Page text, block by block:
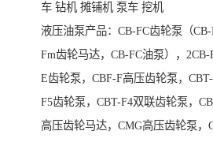
车 钻机 摊铺机 泵车 挖机
液压油泵产品：CB-FC齿轮泵（
Fm齿轮马达，CB-FC油泵），
E齿轮泵，CBF-F高压齿轮泵，
F5齿轮泵，CBT-F4双联齿轮泵，
高压齿轮马达，CMG高压齿轮泵，